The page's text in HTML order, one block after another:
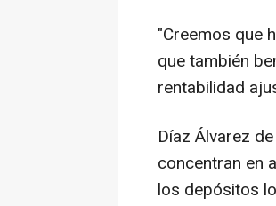
"Creemos que
que también
rentabilidad
Díaz Álvarez
concentran en
los depósitos